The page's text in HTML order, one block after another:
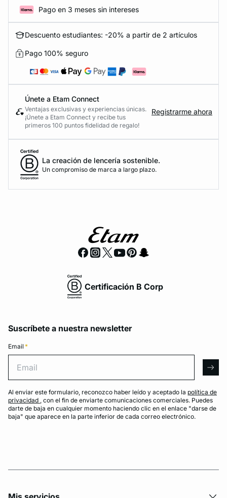
Pago en 3 meses sin intereses
Descuento estudiantes: -20% a partir de 2 artículos
Pago 100% seguro
Únete a Etam Connect
Ventajas exclusivas y experiencias únicas.
¡Únete a Etam Connect y recibe tus
primeros 100 puntos fidelidad de regalo!
Registrarme ahora
La creación de lencería sostenible.
Un compromiso de marca a largo plazo.
Certificación B Corp
Suscríbete a nuestra newsletter
Email *
Al enviar este formulario, reconozco haber leído y aceptado la política de
privacidad , con el fin de enviarte comunicaciones comerciales. Puedes
darte de baja en cualquier momento haciendo clic en el enlace "darse de
baja" que aparece en la parte inferior de cada correo electrónico.